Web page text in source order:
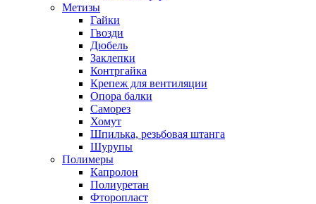
Метизы
Гайки
Гвозди
Дюбель
Заклепки
Контргайка
Крепеж для вентиляции
Опора балки
Саморез
Хомут
Шпилька, резьбовая штанга
Шурупы
Полимеры
Капролон
Полиуретан
Фторопласт